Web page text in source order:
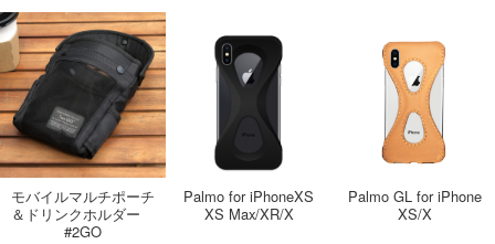
モバイルマルチポーチ
＆ドリンクホルダー
#2GO
Palmo for iPhoneXS
XS Max/XR/X
Palmo GL for iPhone
XS/X